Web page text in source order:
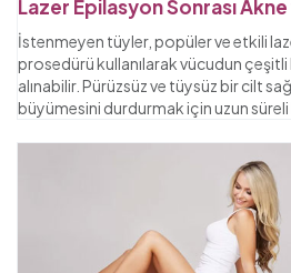
Lazer Epilasyon Sonrası
İstenmeyen tüyler, popüler ve etkili
prosedürü kullanılarak vücudun
alınabilir. Pürüzsüz ve tüysüz bir cilt
büyümesini durdurmak için uzun